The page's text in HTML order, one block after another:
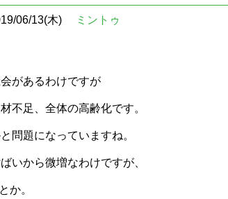
06/13(木) ミントゥ
があるわけですが
不足、全体の高齢化です。
問題になっていますね。
いから微増なわけですが、
か。